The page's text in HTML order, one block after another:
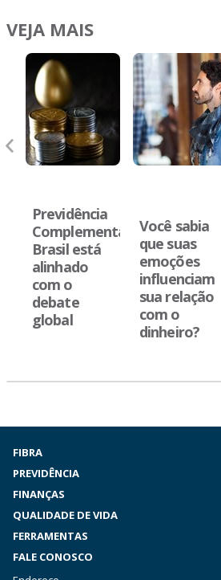
VEJA MAIS
Você sabia
que suas
emoções
influenciam
sua relação
com o
dinheiro?
mercado de
títulos
FIBRA
PREVIDÊNCIA
FINANÇAS
QUALIDADE DE VIDA
FERRAMENTAS
FALE CONOSCO